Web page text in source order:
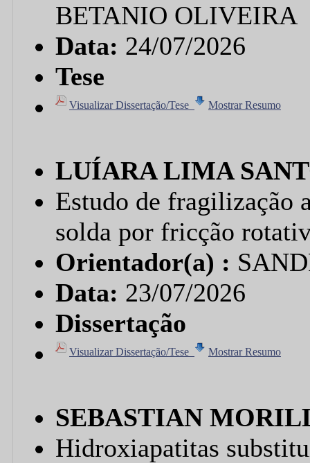
BETANIO OLIVEIRA
Data: 24/07/2026
Tese
Visualizar Dissertação/Tese Mostrar Resumo
LUÍARA LIMA
Estudo de fragilização
solda por fricção
Orientador(a) :
Data: 23/07/2026
Dissertação
Visualizar Dissertação/Tese Mostrar Resumo
SEBASTIAN
Hidroxiapatitas